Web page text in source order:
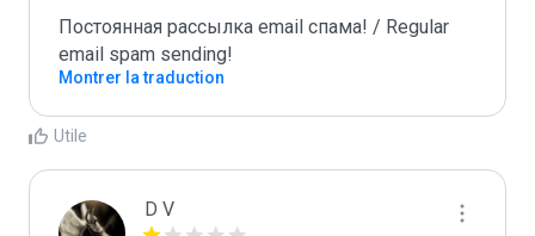
Постоянная рассылка email спама! / Regular
email spam sending!
Montrer la traduction
Utile
D V